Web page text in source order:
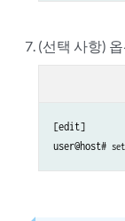
(선택 사항)
[edit]
user@host#